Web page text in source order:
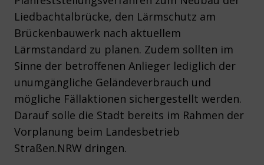
Liedbachtalbrücke, den Lärmschutz am
Brückenbauwerk nach aktuellem
Lärmstandard zu planen. Zudem sollten im
Sinne der betroffenen Anlieger lediglich der
unumgängliche Geländeverbrauch und
mögliche Fällaktionen sichergestellt werden.
Darauf solle die Stadt bereits im Rahmen der
Vorplanung beim Landesbetrieb
Straßen.NRW dringen.